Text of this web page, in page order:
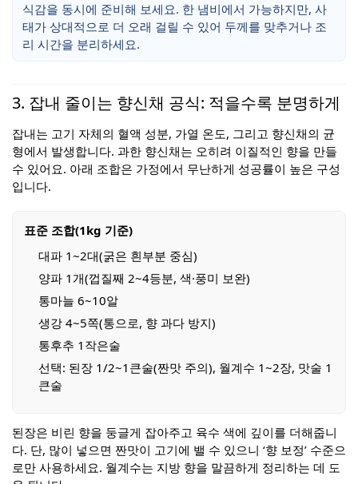
식감을 동시에 준비해 보세요. 한 냄비에서 가능하지만, 사
태가 상대적으로 더 오래 걸릴 수 있어 두께를 맞추거나 조
리 시간을 분리하세요.
3. 잡내 줄이는 향신채 공식: 적을수록 분명하게
잡내는 고기 자체의 혈액 성분, 가열 온도, 그리고 향신채의 균
형에서 발생합니다. 과한 향신채는 오히려 이질적인 향을 만들
수 있어요. 아래 조합은 가정에서 무난하게 성공률이 높은 구성
입니다.
표준 조합(1kg 기준)
대파 1~2대(굵은 흰부분 중심)
양파 1개(껍질째 2~4등분, 색·풍미 보완)
통마늘 6~10알
생강 4~5쪽(통으로, 향 과다 방지)
통후추 1작은술
선택: 된장 1/2~1큰술(짠맛 주의), 월계수 1~2장, 맛술 1
큰술
된장은 비린 향을 둥글게 잡아주고 육수 색에 깊이를 더해줍니
다. 단, 많이 넣으면 짠맛이 고기에 밸 수 있으니 ‘향 보정’ 수준으
로만 사용하세요. 월계수는 지방 향을 말끔하게 정리하는 데 도